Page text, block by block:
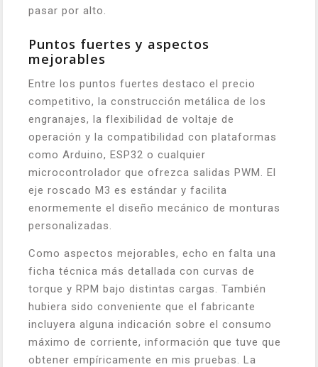
pasar por alto.
Puntos fuertes y aspectos
mejorables
Entre los puntos fuertes destaco el precio
competitivo, la construcción metálica de los
engranajes, la flexibilidad de voltaje de
operación y la compatibilidad con plataformas
como Arduino, ESP32 o cualquier
microcontrolador que ofrezca salidas PWM. El
eje roscado M3 es estándar y facilita
enormemente el diseño mecánico de monturas
personalizadas.
Como aspectos mejorables, echo en falta una
ficha técnica más detallada con curvas de
torque y RPM bajo distintas cargas. También
hubiera sido conveniente que el fabricante
incluyera alguna indicación sobre el consumo
máximo de corriente, información que tuve que
obtener empíricamente en mis pruebas. La